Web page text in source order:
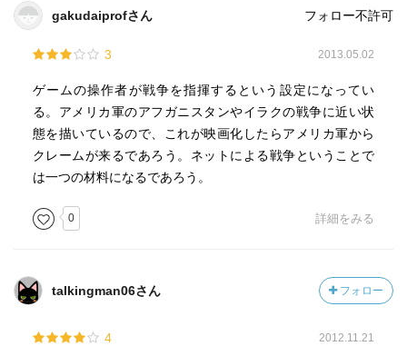
gakudaiprofさん フォロー不許可
3 2013.05.02
ゲームの操作者が戦争を指揮するという設定になってい
る。アメリカ軍のアフガニスタンやイラクの戦争に近い状
態を描いているので、これが映画化したらアメリカ軍から
クレームが来るであろう。ネットによる戦争ということで
は一つの材料になるであろう。
0 詳細をみる
talkingman06さん フォロー
4 2012.11.21